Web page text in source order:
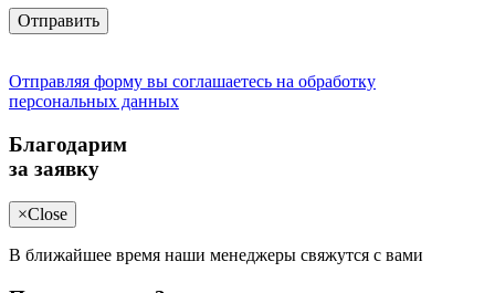
Отправить
Отправляя форму вы соглашаетесь на обработку
персональных данных
Благодарим
за заявку
×Close
В ближайшее время наши менеджеры свяжутся с вами